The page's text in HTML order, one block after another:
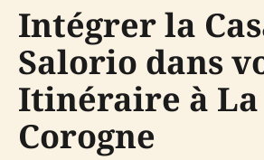
Intégrer la
Salorio dans
Itinéraire à La
Corogne